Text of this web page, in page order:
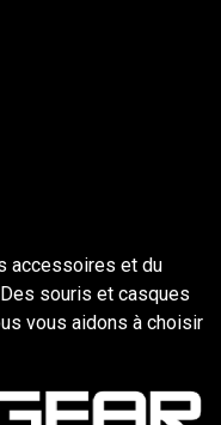
accessoires et du
souris et casques
vous aidons à choisir